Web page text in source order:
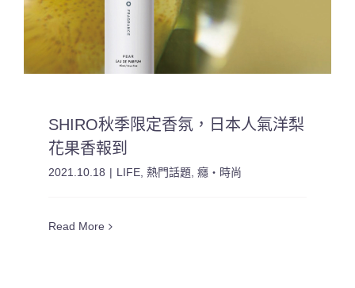
SHIRO秋季限定香氛，日本人氣洋梨
花果香報到
2021.10.18 | LIFE,熱門話題,癮・時尚
Read More